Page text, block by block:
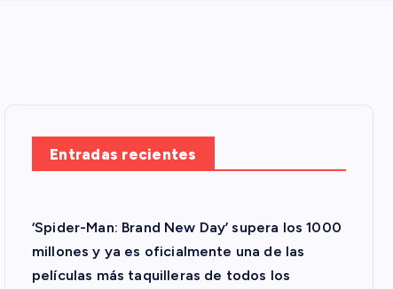
Entradas recientes
‘Spider-Man: Brand New Day’ supera los 1000
millones y ya es oficialmente una de las
películas más taquilleras de todos los